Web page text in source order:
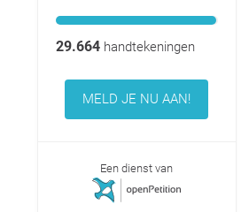
29.664handtekeningen
MELD JE NU AAN!
Een dienst van